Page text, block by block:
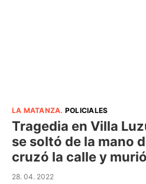
LA MATANZA. POLICIALES
Tragedia en Villa
se soltó de la mano
cruzó la calle y
28. 04. 2022